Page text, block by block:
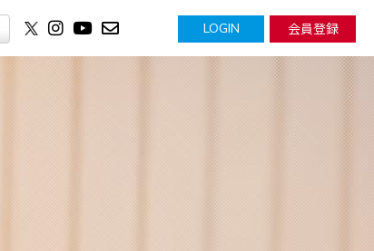
LOGIN 会員登録